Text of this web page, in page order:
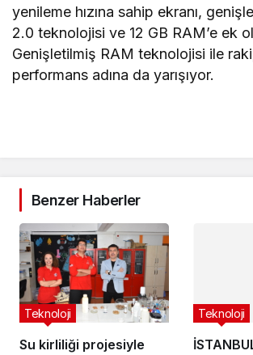
yenileme hızına sahip ekranı,
2.0 teknolojisi ve 12 GB RAM’e ek
Genişletilmiş RAM teknolojisi ile
performans adına da yarışıyor.
Benzer Haberler
Su kirliliği projesiyle
Teknoloji
BEKLİYOR
5 yıl önce